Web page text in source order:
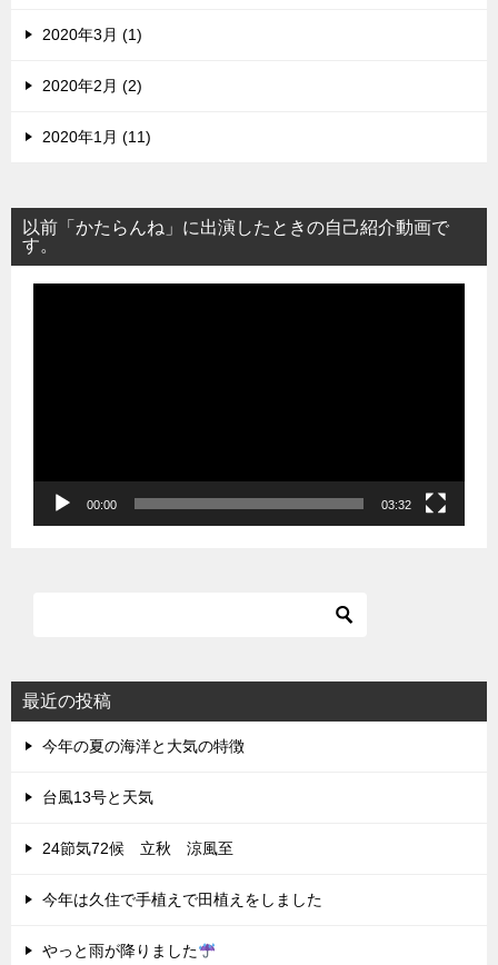
2020年3月 (1)
2020年2月 (2)
2020年1月 (11)
以前「かたらんね」に出演したときの自己紹介動画で
す。
00:00 03:32
最近の投稿
今年の夏の海洋と大気の特徴
台風13号と天気
24節気72候 立秋 涼風至
今年は久住で手植えで田植えをしました
やっと雨が降りました